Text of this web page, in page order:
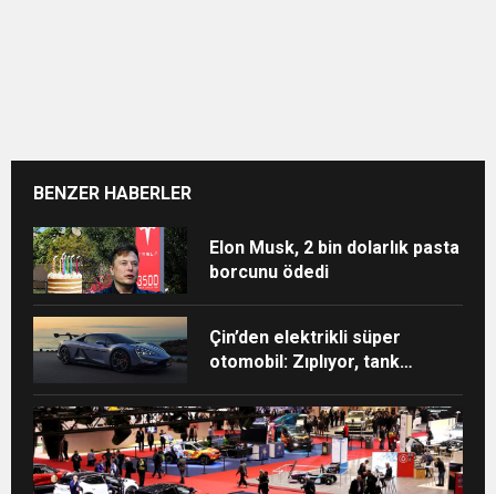
BENZER HABERLER
Elon Musk, 2 bin dolarlık pasta
borcunu ödedi
Çin’den elektrikli süper
otomobil: Zıplıyor, tank
gidebiliyor